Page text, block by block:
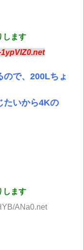
します
ので、200Lちょ
たいから4Kの
します
ANa0.net